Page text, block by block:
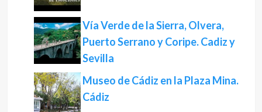
Vía Verde de la Sierra, Olvera,
Puerto Serrano y Coripe. Cadiz y
Sevilla
Museo de Cádiz en la Plaza Mina.
Cádiz